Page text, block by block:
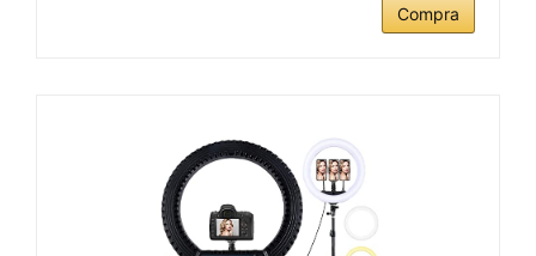
Compra